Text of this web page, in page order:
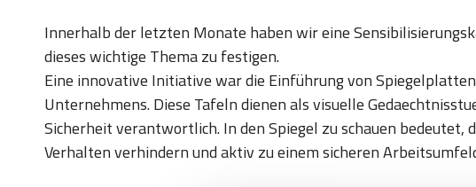
Innerhalb der letzten Monate haben wir eine
dieses wichtige Thema zu festigen.
Eine innovative Initiative war die Einführung von
Unternehmens. Diese Tafeln dienen als visuelle
Sicherheit verantwortlich. In den Spiegel zu schauen bedeutet,
Verhalten verhindern und aktiv zu einem sicheren